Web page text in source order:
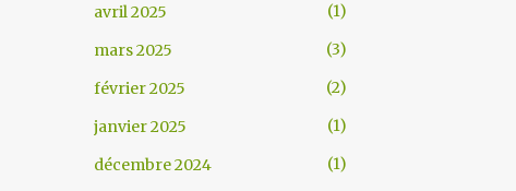
avril 2025
1
mars 2025
3
février 2025
2
janvier 2025
1
décembre 2024
1